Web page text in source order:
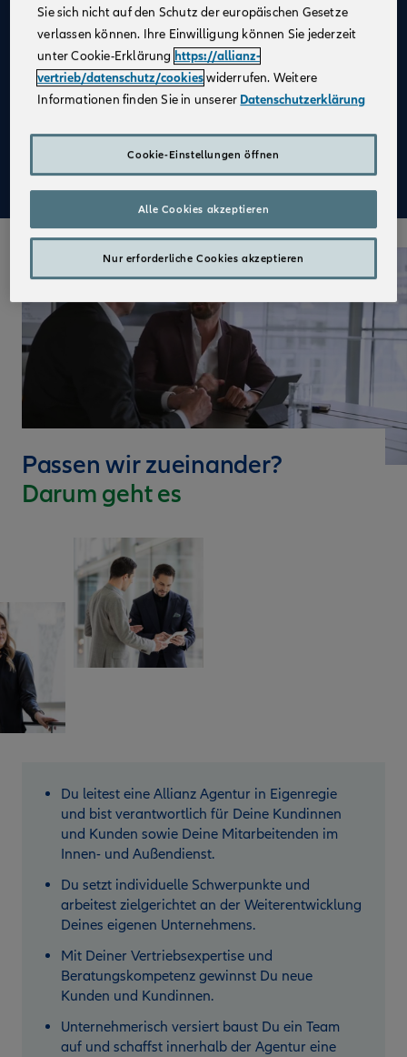
Attraktive Verdienstmöglichkeiten
Digitale Verkaufsinstrumente
KostenfreieUnterstützung durch
Fachspezialist:innen
Aufbau einerAltersvorsorge
Mehr zu Deinen Vorteilen im Vertrieb der Allianz
Passen wir zueinander?
Darum geht es
Du leitest eine Allianz Agentur in Eigenregie
und bist verantwortlich für Deine Kundinnen
und Kunden sowie Deine Mitarbeitenden im
Innen- und Außendienst.
Du setzt individuelle Schwerpunkte und
arbeitest zielgerichtet an der Weiterentwicklung
Deines eigenen Unternehmens.
Mit Deiner Vertriebsexpertise und
Beratungskompetenz gewinnst Du neue
Kunden und Kundinnen.
Unternehmerisch versiert baust Du ein Team
auf und schaffst innerhalb der Agentur eine
Sie sich nicht auf den Schutz der europäischen Gesetze
verlassen können. Ihre Einwilligung können Sie jederzeit
unter Cookie-Erklärung https://allianz-
vertrieb/datenschutz/cookieswiderrufen. Weitere
Informationen finden Sie in unserer Datenschutzerklärung
Cookie-Einstellungen öffnen
Nur erforderliche Cookies akzeptieren
Alle Cookies akzeptieren